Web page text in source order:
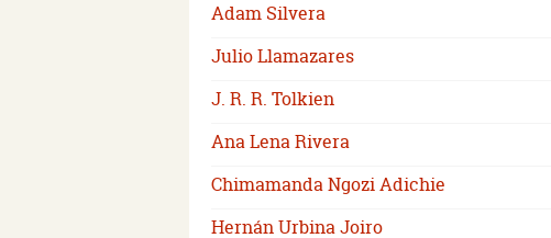
Adam Silvera
Julio Llamazares
J. R. R. Tolkien
Ana Lena Rivera
Chimamanda Ngozi Adichie
Hernán Urbina Joiro